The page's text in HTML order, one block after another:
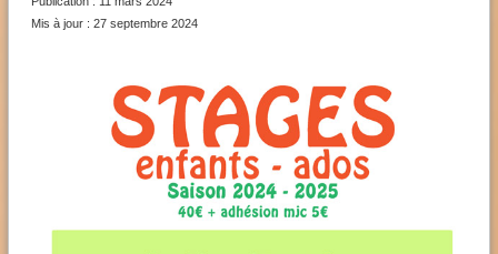
Mis à jour : 27 septembre 2024